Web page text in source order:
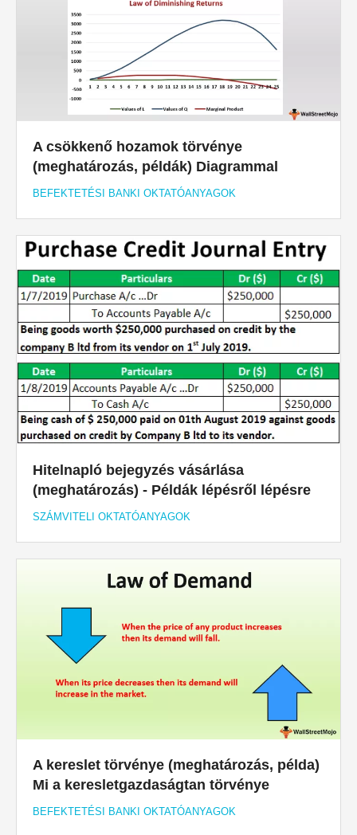
A csökkenő hozamok törvénye
(meghatározás, példák) Diagrammal
BEFEKTETÉSI BANKI OKTATÓANYAGOK
Hitelnapló bejegyzés vásárlása
(meghatározás) - Példák lépésről lépésre
SZÁMVITELI OKTATÓANYAGOK
A kereslet törvénye (meghatározás, példa)
Mi a keresletgazdaságtan törvénye
BEFEKTETÉSI BANKI OKTATÓANYAGOK